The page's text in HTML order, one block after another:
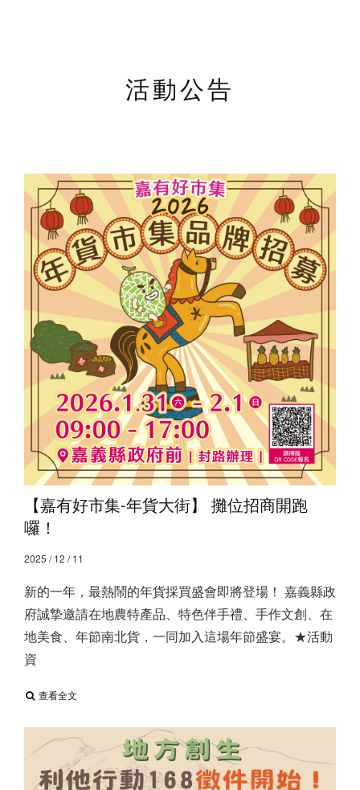
活動公告
【嘉有好市集-年貨大街】 攤位招商開跑
囉！
2025 / 12 / 11
新的一年，最熱鬧的年貨採買盛會即將登場！ 嘉義縣政
府誠摯邀請在地農特產品、特色伴手禮、手作文創、在
地美食、年節南北貨，一同加入這場年節盛宴。 ​ ★活動
資
查看全文